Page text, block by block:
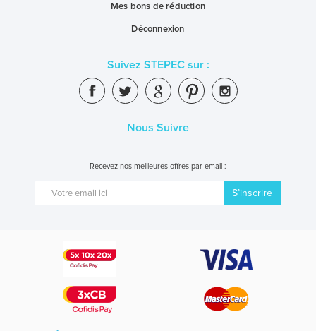
Mes bons de réduction
Déconnexion
Suivez STEPEC sur :
Nous Suivre
Recevez nos meilleures offres par email :
S’inscrire